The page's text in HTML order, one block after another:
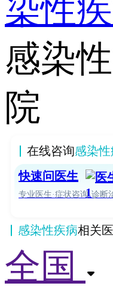
染性
感染
院
在线咨询感染
快速问医生
专业医生·症状咨询·诊断
感染性疾病相关
全国